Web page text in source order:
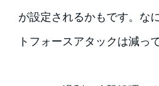
が設定されるかもです。な
トフォースアタックは減っ